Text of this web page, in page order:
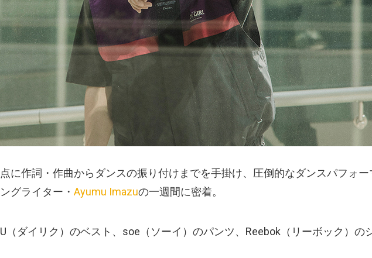
に作詞・作曲からダンスの振り付けまでを手掛け、圧倒的なダンスパフォー
グライター・ Ayumu Imazuの一週間に密着。
（ダイリク）のベスト、soe（ソーイ）のパンツ、Reebok（リーボック）の